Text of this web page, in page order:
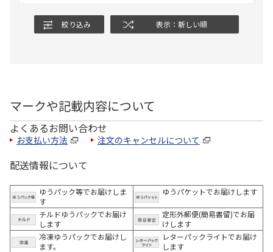
絞り込み 表示：新しい順
マークや記載内容について
よくあるお問い合わせ
お支払い方法 注文のキャンセルについて
配送情報について
ゆうパック等でお届けしま
す
ゆうパケットでお届けします
チルドゆうパックでお届け
します
定形外郵便(簡易書留)でお届
けします
冷凍ゆうパックでお届けし
ます。
レターパックライトでお届け
します